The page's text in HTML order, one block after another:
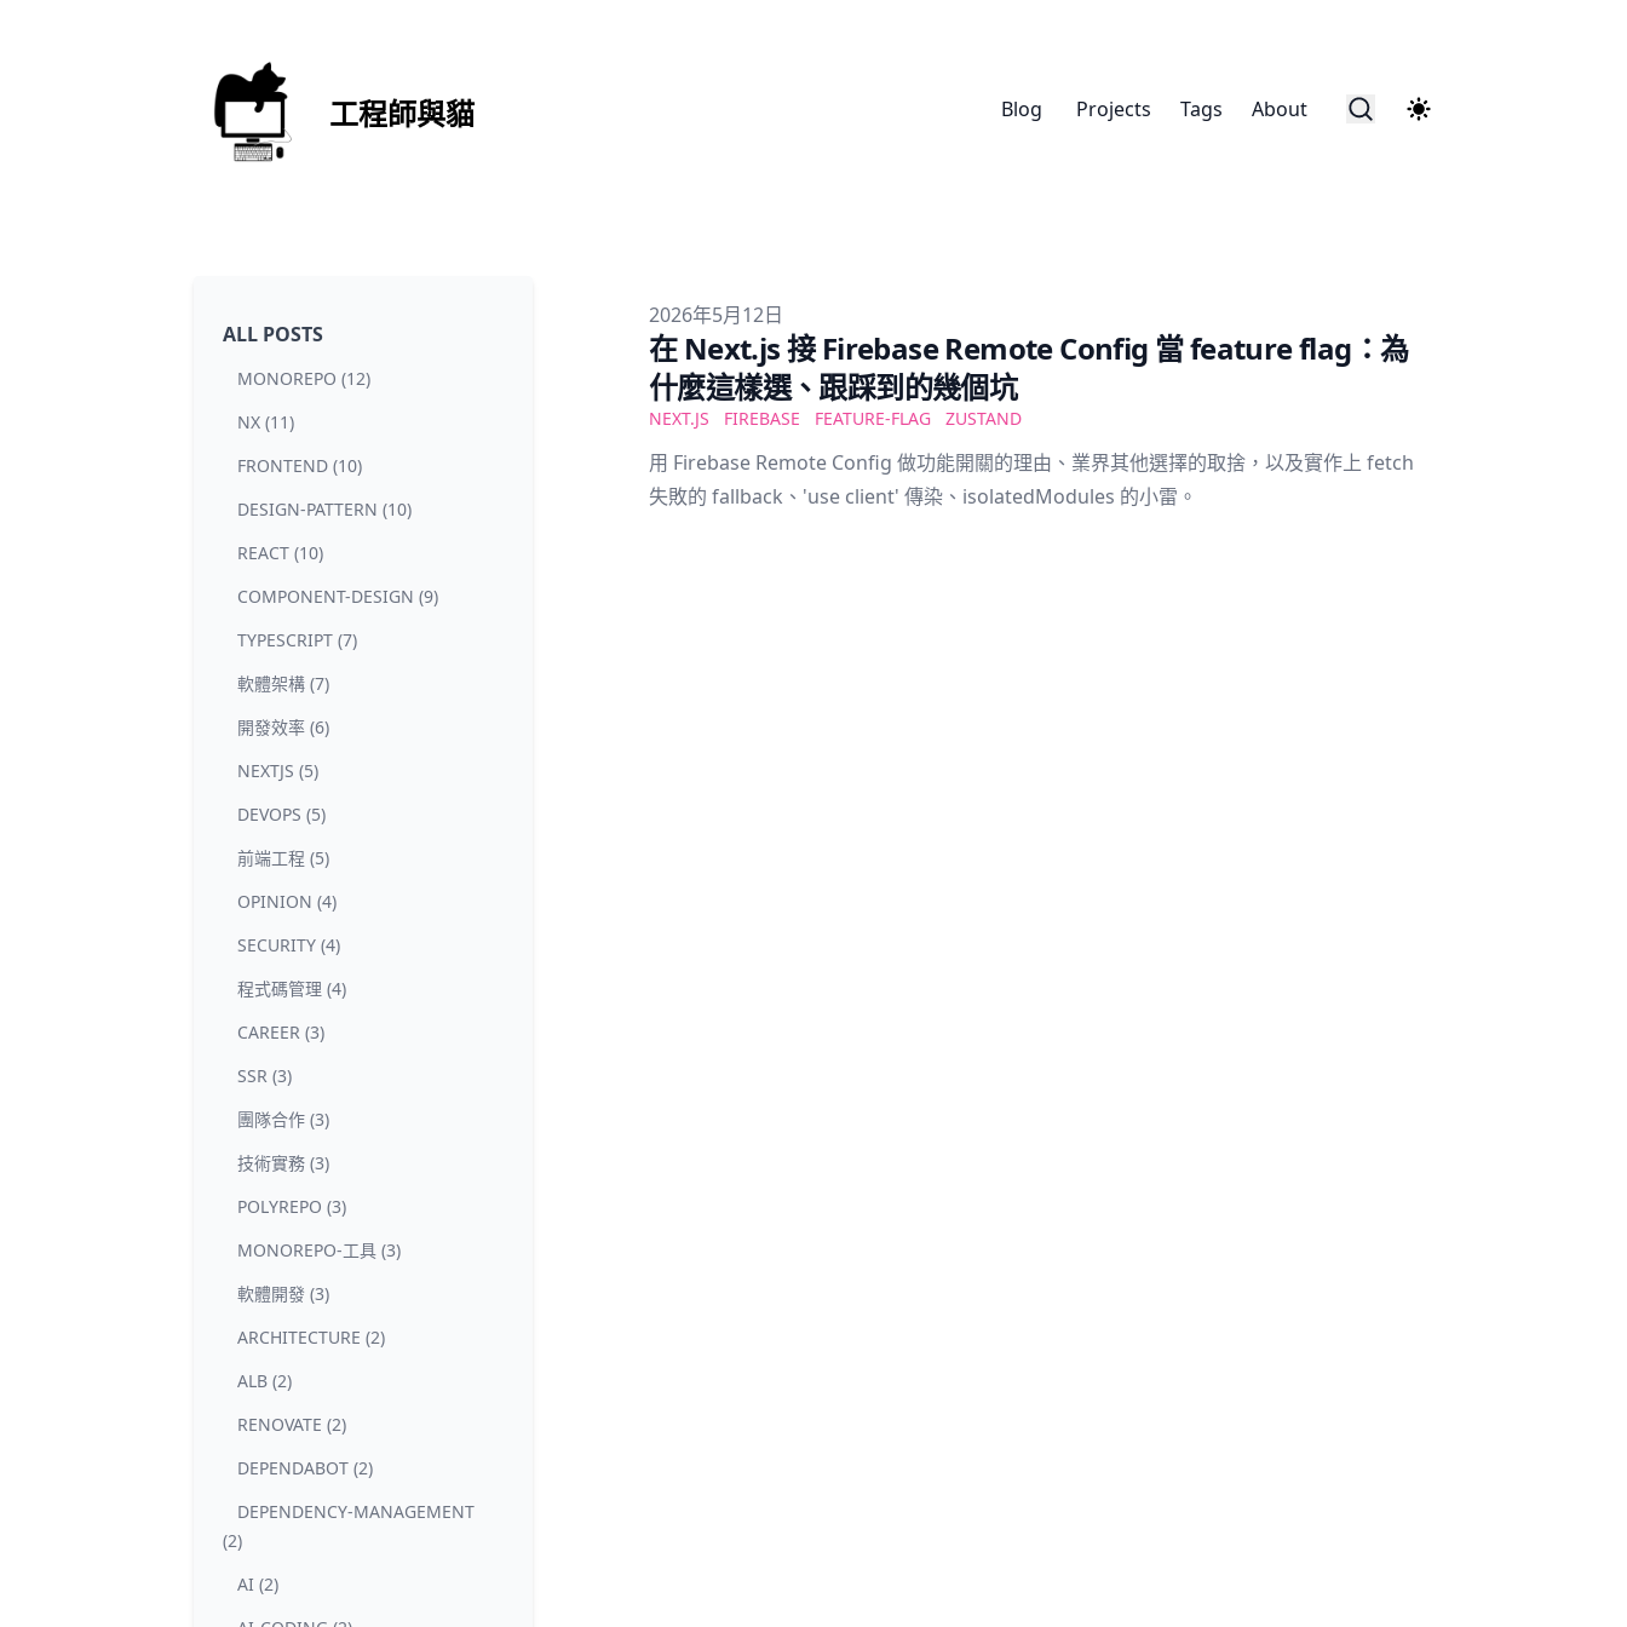
工程師與貓 Blog Projects Tags About
ALL POSTS
MONOREPO (12)
NX (11)
FRONTEND (10)
DESIGN-PATTERN (10)
REACT (10)
COMPONENT-DESIGN (9)
TYPESCRIPT (7)
軟體架構 (7)
開發效率 (6)
NEXTJS (5)
DEVOPS (5)
前端工程 (5)
OPINION (4)
SECURITY (4)
程式碼管理 (4)
CAREER (3)
SSR (3)
團隊合作 (3)
技術實務 (3)
POLYREPO (3)
MONOREPO-工具 (3)
軟體開發 (3)
ARCHITECTURE (2)
ALB (2)
RENOVATE (2)
DEPENDABOT (2)
DEPENDENCY-MANAGEMENT
(2)
AI (2)
Published on
2026年5月12日
在 Next.js 接 Firebase Remote Config 當 feature flag：為
什麼這樣選、跟踩到的幾個坑
NEXT.JS FIREBASE FEATURE-FLAG ZUSTAND
用 Firebase Remote Config 做功能開關的理由、業界其他選擇的取捨，以及實作上 fetch
失敗的 fallback、'use client' 傳染、isolatedModules 的小雷。